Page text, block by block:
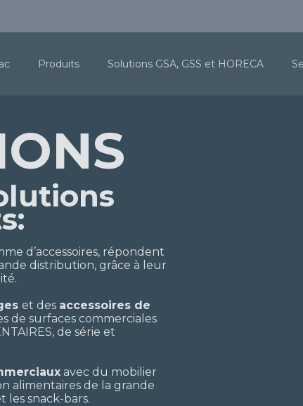
Produits Solutions GSA, GSS et HORECA
d’accessoires, répondent
distribution, grâce à leur
et des accessoires de
de surfaces commerciales
de série et
avec du mobilier
alimentaires de la grande
les snack-bars.